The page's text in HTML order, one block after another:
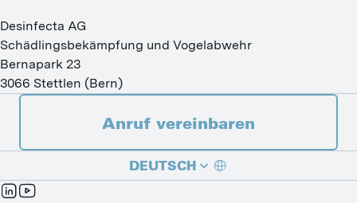
Desinfecta AG
Schädlingsbekämpfung und Vogelabwehr
Bernapark 23
3066 Stettlen (Bern)
Anruf vereinbaren
DEUTSCH